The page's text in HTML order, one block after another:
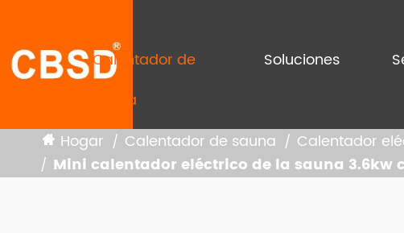
Calentador de
sauna
Soluciones
Hogar Calentador de sauna Calentador
Mini calentador eléctrico de la sauna 3.6kw